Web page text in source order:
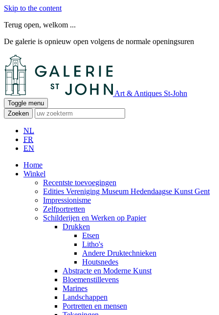
Skip to the content
Terug open, welkom ...
De galerie is opnieuw open volgens de normale openingsuren
Art & Antiques St-John
Toggle menu
Zoeken
NL
FR
EN
Home
Winkel
Recentste toevoegingen
Edities Vereniging Museum Hedendaagse Kunst Gent
Impressionisme
Zelfportretten
Schilderijen en Werken op Papier
Drukken
Etsen
Litho's
Andere Druktechnieken
Houtsnedes
Abstracte en Moderne Kunst
Bloemenstillevens
Marines
Landschappen
Portretten en mensen